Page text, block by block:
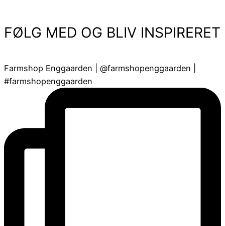
FØLG MED OG BLIV INSPIRERET
Farmshop Enggaarden | @farmshopenggaarden |
#farmshopenggaarden